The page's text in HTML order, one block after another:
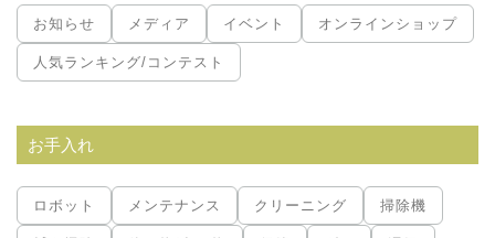
お知らせ メディア イベント オンラインショップ
人気ランキング/コンテスト
お手入れ
ロボット メンテナンス クリーニング 掃除機